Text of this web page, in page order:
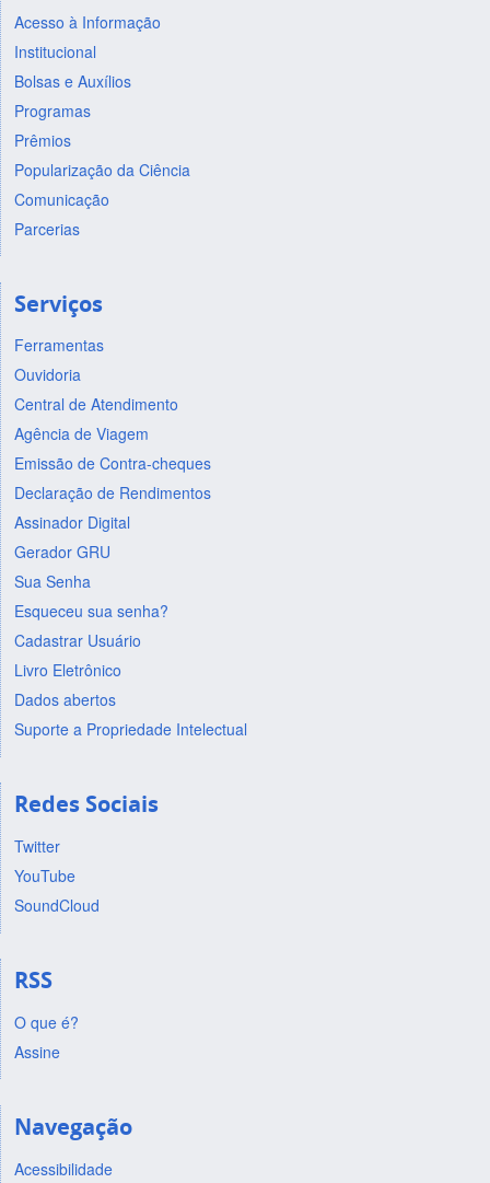
Acesso à Informação
Institucional
Bolsas e Auxílios
Programas
Prêmios
Popularização da Ciência
Comunicação
Parcerias
Serviços
Ferramentas
Ouvidoria
Central de Atendimento
Agência de Viagem
Emissão de Contra-cheques
Declaração de Rendimentos
Assinador Digital
Gerador GRU
Sua Senha
Esqueceu sua senha?
Cadastrar Usuário
Livro Eletrônico
Dados abertos
Suporte a Propriedade Intelectual
Redes Sociais
Twitter
YouTube
SoundCloud
RSS
O que é?
Assine
Navegação
Acessibilidade